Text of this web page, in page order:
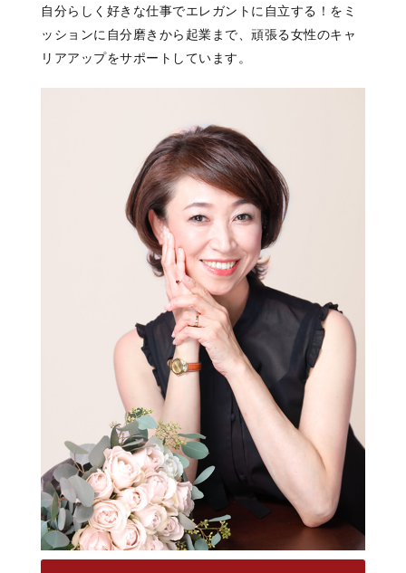
自分らしく好きな仕事でエレガントに自立する！をミ
ッションに自分磨きから起業まで、頑張る女性のキャ
リアアップをサポートしています。